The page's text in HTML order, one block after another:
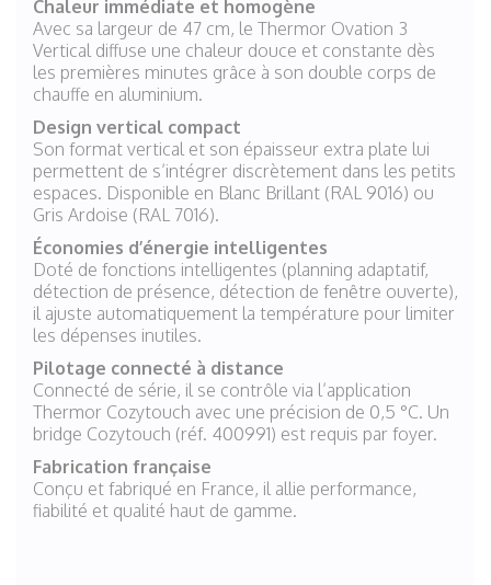
Chaleur immédiate et homogène
Avec sa largeur de 47 cm, le Thermor Ovation 3
Vertical diffuse une chaleur douce et constante dès
les premières minutes grâce à son double corps de
chauffe en aluminium.
Design vertical compact
Son format vertical et son épaisseur extra plate lui
permettent de s’intégrer discrètement dans les petits
espaces. Disponible en Blanc Brillant (RAL 9016) ou
Gris Ardoise (RAL 7016).
Économies d’énergie intelligentes
Doté de fonctions intelligentes (planning adaptatif,
détection de présence, détection de fenêtre ouverte),
il ajuste automatiquement la température pour limiter
les dépenses inutiles.
Pilotage connecté à distance
Connecté de série, il se contrôle via l’application
Thermor Cozytouch avec une précision de 0,5 °C. Un
bridge Cozytouch (réf. 400991) est requis par foyer.
Fabrication française
Conçu et fabriqué en France, il allie performance,
fiabilité et qualité haut de gamme.